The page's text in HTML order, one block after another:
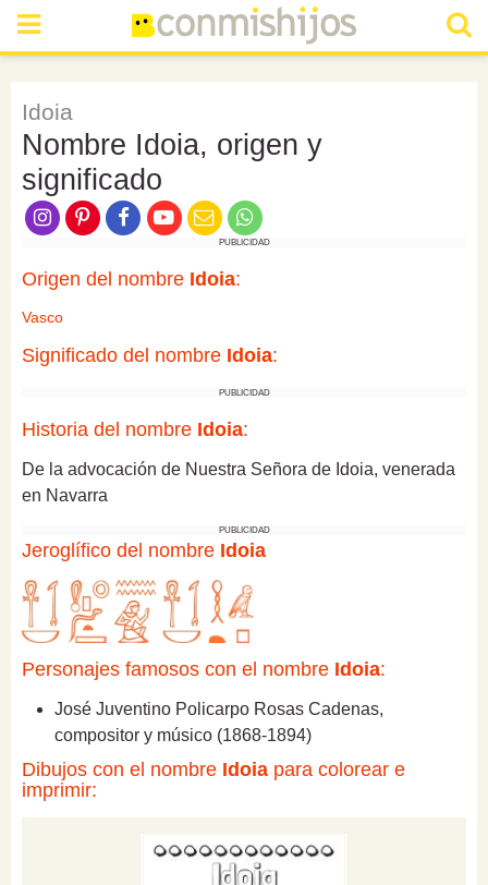
Idoia
Nombre Idoia, origen y
significado
PUBLICIDAD
Origen del nombre Idoia:
Vasco
Significado del nombre Idoia:
PUBLICIDAD
Historia del nombre Idoia:
De la advocación de Nuestra Señora de Idoia, venerada
en Navarra
PUBLICIDAD
Jeroglífico del nombre Idoia
Personajes famosos con el nombre Idoia:
José Juventino Policarpo Rosas Cadenas,
compositor y músico (1868-1894)
Dibujos con el nombre Idoia para colorear e
imprimir: